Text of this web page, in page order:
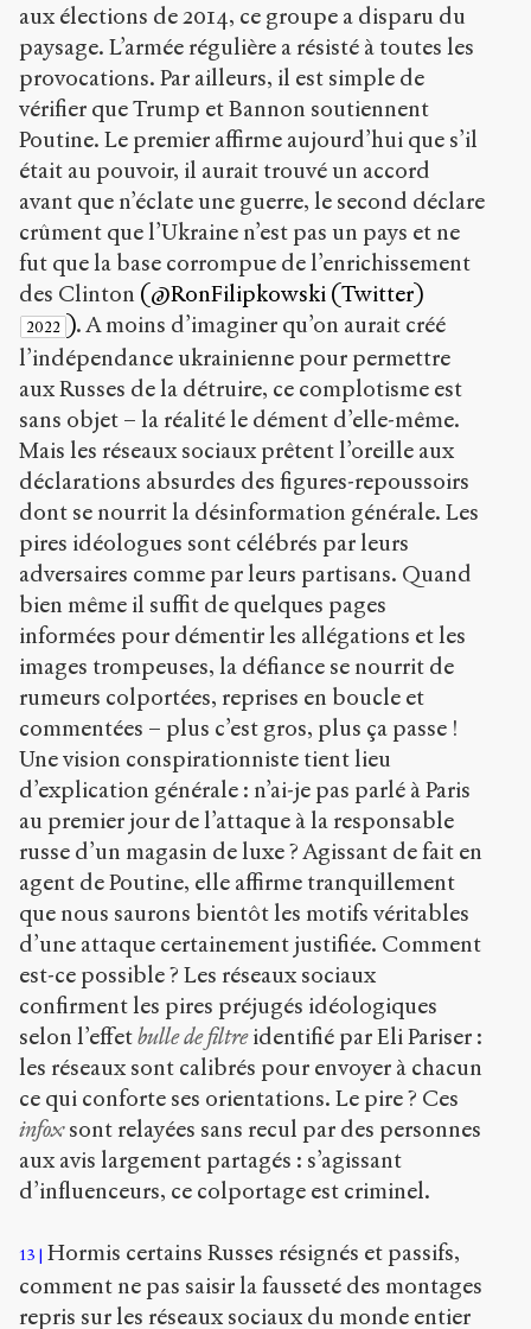
aux élections de 2014, ce groupe a disparu du
paysage. L’armée régulière a résisté à toutes les
provocations. Par ailleurs, il est simple de
vérifier que Trump et Bannon soutiennent
Poutine. Le premier affirme aujourd’hui que s’il
était au pouvoir, il aurait trouvé un accord
avant que n’éclate une guerre, le second déclare
crûment que l’Ukraine n’est pas un pays et ne
fut que la base corrompue de l’enrichissement
des Clinton (@RonFilipkowski (Twitter)
2022 ). A moins d’imaginer qu’on aurait créé
l’indépendance ukrainienne pour permettre
aux Russes de la détruire, ce complotisme est
sans objet – la réalité le dément d’elle-même.
Mais les réseaux sociaux prêtent l’oreille aux
déclarations absurdes des figures-repoussoirs
dont se nourrit la désinformation générale. Les
pires idéologues sont célébrés par leurs
adversaires comme par leurs partisans. Quand
bien même il suffit de quelques pages
informées pour démentir les allégations et les
images trompeuses, la défiance se nourrit de
rumeurs colportées, reprises en boucle et
commentées – plus c’est gros, plus ça passe !
Une vision conspirationniste tient lieu
d’explication générale : n’ai-je pas parlé à Paris
au premier jour de l’attaque à la responsable
russe d’un magasin de luxe ? Agissant de fait en
agent de Poutine, elle affirme tranquillement
que nous saurons bientôt les motifs véritables
d’une attaque certainement justifiée. Comment
est-ce possible ? Les réseaux sociaux
confirment les pires préjugés idéologiques
selon l’effetbulle de filtreidentifié par Eli Pariser :
les réseaux sont calibrés pour envoyer à chacun
ce qui conforte ses orientations. Le pire ? Ces
infoxsont relayées sans recul par des personnes
aux avis largement partagés : s’agissant
d’influenceurs, ce colportage est criminel.
13
Hormis certains Russes résignés et passifs,
comment ne pas saisir la fausseté des montages
repris sur les réseaux sociaux du monde entier